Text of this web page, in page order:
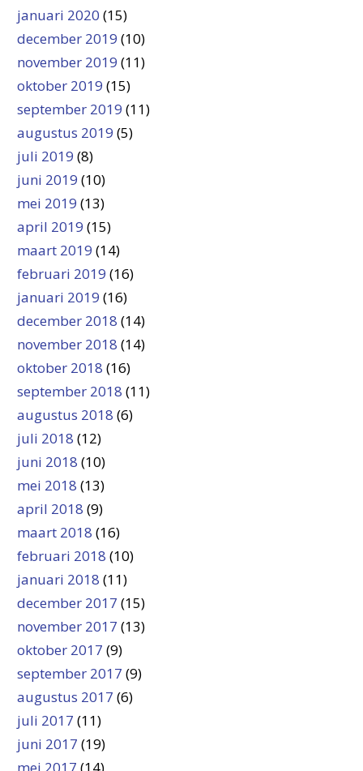
januari 2020 (15)
december 2019 (10)
november 2019 (11)
oktober 2019 (15)
september 2019 (11)
augustus 2019 (5)
juli 2019 (8)
juni 2019 (10)
mei 2019 (13)
april 2019 (15)
maart 2019 (14)
februari 2019 (16)
januari 2019 (16)
december 2018 (14)
november 2018 (14)
oktober 2018 (16)
september 2018 (11)
augustus 2018 (6)
juli 2018 (12)
juni 2018 (10)
mei 2018 (13)
april 2018 (9)
maart 2018 (16)
februari 2018 (10)
januari 2018 (11)
december 2017 (15)
november 2017 (13)
oktober 2017 (9)
september 2017 (9)
augustus 2017 (6)
juli 2017 (11)
juni 2017 (19)